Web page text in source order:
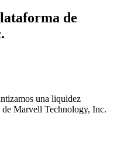
de
una liquidez
de Marvell Technology, Inc.